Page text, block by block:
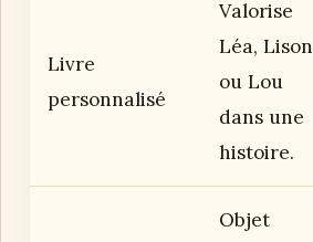
Livre
personnalisé
Valorise
Léa, Lison
ou Lou
dans une
histoire.
Objet